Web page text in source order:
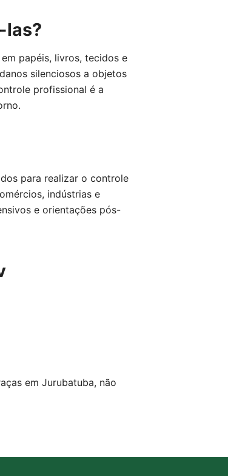
las?
papéis, livros, tecidos e
silenciosos a objetos
profissional é a
para realizar o controle
indústrias e
e orientações pós-
em Jurubatuba, não